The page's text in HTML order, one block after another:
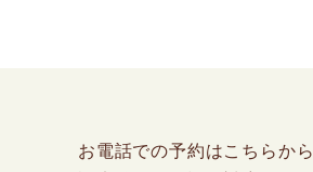
お電話での予約はこちらから